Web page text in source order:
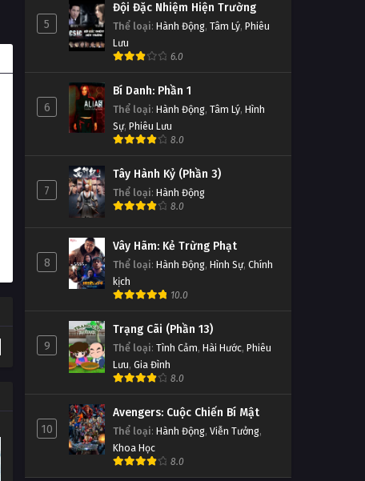
5
Đội Đặc Nhiệm Hiện Trường
Thể loại: Hành Động, Tâm Lý, Phiêu
Lưu
6.0
6
Bí Danh: Phần 1
Thể loại: Hành Động, Tâm Lý, Hình
Sự, Phiêu Lưu
8.0
7
Tây Hành Kỷ (Phần 3)
Thể loại: Hành Động
8.0
8
Vây Hãm: Kẻ Trừng Phạt
Thể loại: Hành Động, Hình Sự, Chính
kịch
10.0
9
Trạng Cãi (Phần 13)
Thể loại: Tình Cảm, Hài Hước, Phiêu
Lưu, Gia Đình
8.0
10
Avengers: Cuộc Chiến Bí Mật
Thể loại: Hành Động, Viễn Tưởng,
Khoa Học
8.0